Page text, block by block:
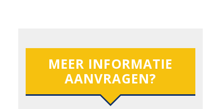
MEER INFORMATIE
AANVRAGEN?